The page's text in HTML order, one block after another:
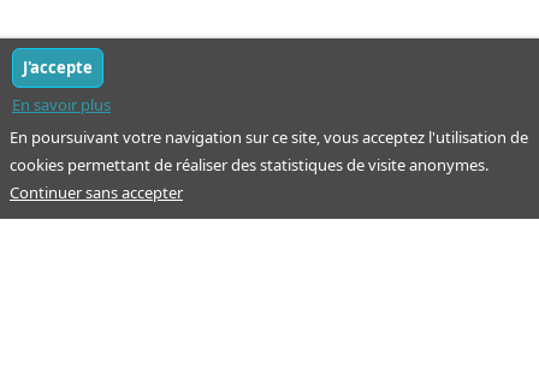
En poursuivant votre navigation sur ce site, vous acceptez l'utilisation de
cookies permettant de réaliser des statistiques de visite anonymes.
En savoir plus
J'accepte
Continuer sans accepter